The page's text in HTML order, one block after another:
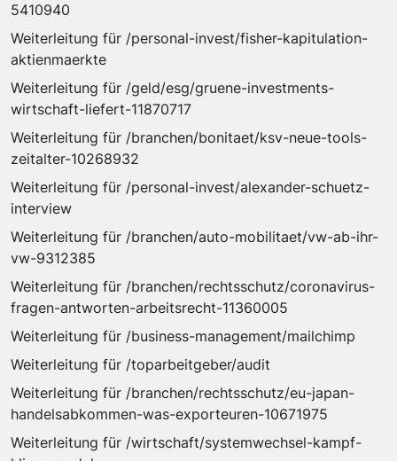
5410940
Weiterleitung für /personal-invest/fisher-kapitulation-
aktienmaerkte
Weiterleitung für /geld/esg/gruene-investments-
wirtschaft-liefert-11870717
Weiterleitung für /branchen/bonitaet/ksv-neue-tools-
zeitalter-10268932
Weiterleitung für /personal-invest/alexander-schuetz-
interview
Weiterleitung für /branchen/auto-mobilitaet/vw-ab-ihr-
vw-9312385
Weiterleitung für /branchen/rechtsschutz/coronavirus-
fragen-antworten-arbeitsrecht-11360005
Weiterleitung für /business-management/mailchimp
Weiterleitung für /toparbeitgeber/audit
Weiterleitung für /branchen/rechtsschutz/eu-japan-
handelsabkommen-was-exporteuren-10671975
Weiterleitung für /wirtschaft/systemwechsel-kampf-